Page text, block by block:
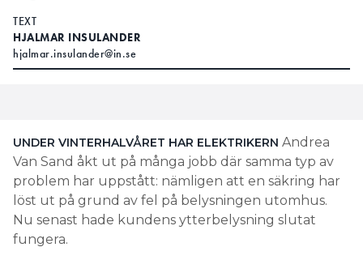
TEXT
HJALMAR INSULANDER
hjalmar.insulander@in.se
UNDER VINTERHALVÅRET HAR ELEKTRIKERN Andrea
Van Sand åkt ut på många jobb där samma typ av
problem har uppstått: nämligen att en säkring har
löst ut på grund av fel på belysningen utomhus.
Nu senast hade kundens ytterbelysning slutat
fungera.